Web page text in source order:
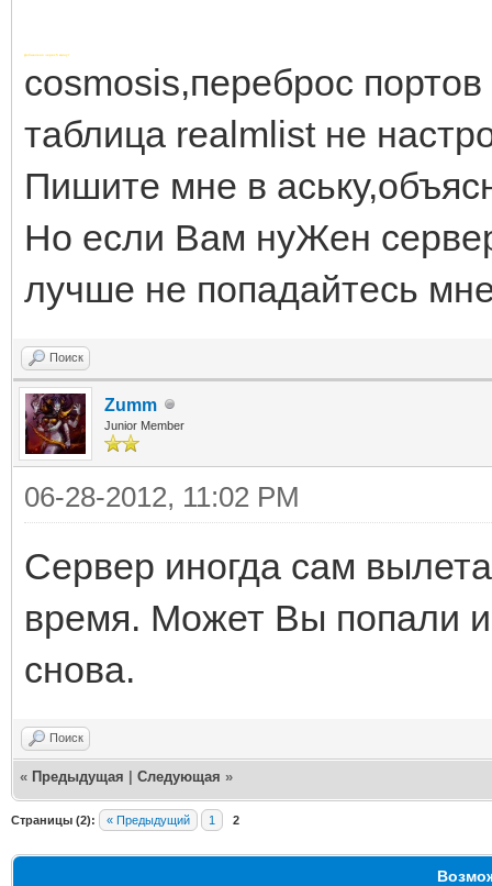
Добавлено через 5 минут
cosmosis,переброс
таблица realmlist не
Пишите мне в
Но если Вам нуЖен
лучше не попадайтесь
Поиск
Zumm
Junior Member
06-28-2012, 11:02 PM
Сервер иногда сам
время. Может Вы попали
снова.
Поиск
« Предыдущая Следующая »
Страницы (2): « Предыдущий 1 2